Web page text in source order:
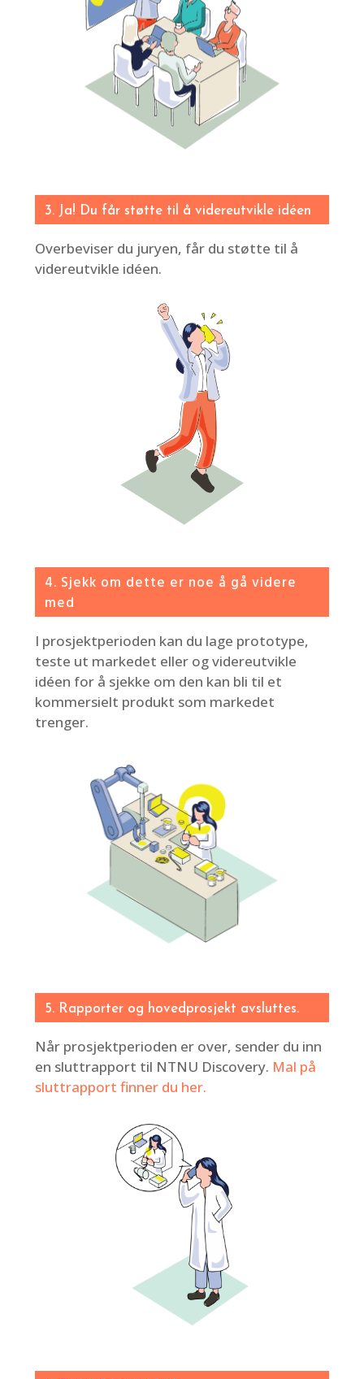
3. Ja! Du får støtte til å videreutvikle idéen
Overbeviser du juryen, får du støtte til å
videreutvikle idéen.
4. Sjekk om dette er noe å gå videre
med
I prosjektperioden kan du lage prototype,
teste ut markedet eller og videreutvikle
idéen for å sjekke om den kan bli til et
kommersielt produkt som markedet
trenger.
5. Rapporter og hovedprosjekt avsluttes.
Når prosjektperioden er over, sender du inn
en sluttrapport til NTNU Discovery. Mal på
sluttrapport finner du her.